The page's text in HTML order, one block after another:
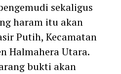
sekaligus
haram itu akan
Putih, Kecamatan
Halmahera Utara.
bukti akan